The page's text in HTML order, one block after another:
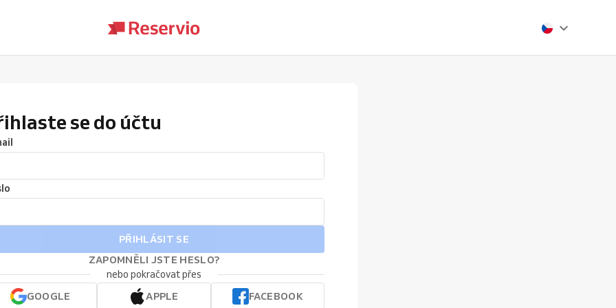
se do účtu
PŘIHLÁSIT SE
ZAPOMNĚLI JSTE HESLO?
nebo pokračovat přes
GOOGLE
APPLE FACEBOOK